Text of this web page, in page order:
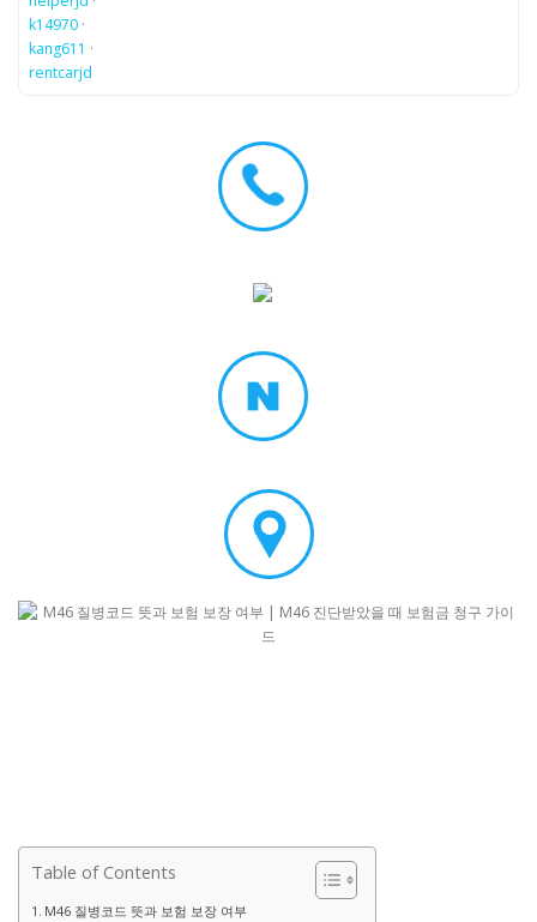
k14970 ·
kang611 ·
rentcarjd
Table of Contents
M46 질병코드 뜻과 보험 보장 여부